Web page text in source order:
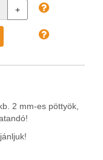
+
2 mm-es pöttyök,